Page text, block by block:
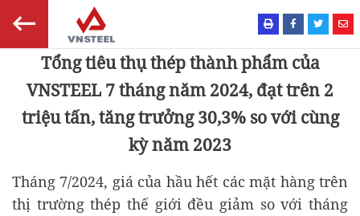
Tổng tiêu thụ thép thành phẩm của
VNSTEEL 7 tháng năm 2024, đạt trên 2
triệu tấn, tăng trưởng 30,3% so với cùng
kỳ năm 2023
Tháng 7/2024, giá của hầu hết các mặt hàng trên
thị trường thép thế giới đều giảm so với tháng